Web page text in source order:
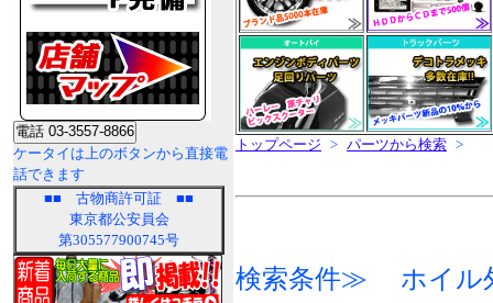
ケータイは上のボタンから直接電
話できます
■■ 古物商許可証 ■■
東京都公安員会
第305577900745号
トップページ > パーツから検索 >
検索条件≫ ホイル